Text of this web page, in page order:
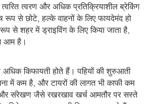
त्वरण और अधिक प्रतिक्रियाशील ब्रेकिंग
रूप से छोटे, हल्के वाहनों के लिए फायदेमंद हो
से शहर में ड्राइविंग के लिए किया जाता है,
आम है।
किफायती होते हैं। पहियों की शुरुआती
में कम है, और टायरों की लागत भी काफी कम
और संरेखण जैसे रखरखाव खर्च आमतौर पर सस्ते